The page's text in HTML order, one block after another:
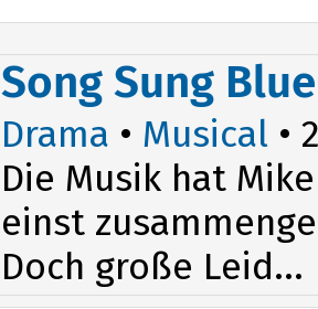
Song Sung Blue
Drama • Musical •
Die Musik hat
einst
Doch große Leid...